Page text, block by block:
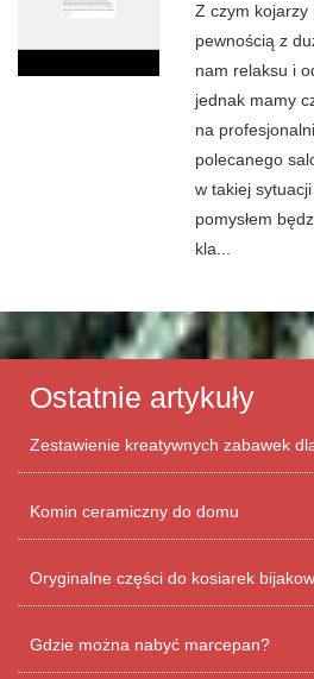
Z czym kojarzy
pewnością z
nam relaksu i
jednak mamy
na
polecanego
w takiej
pomysłem
kla...
Ostatnie artykuły
Zestawienie kreatywnych zabawek
Komin ceramiczny do domu
Oryginalne części do kosiarek
Gdzie można nabyć marcepan?